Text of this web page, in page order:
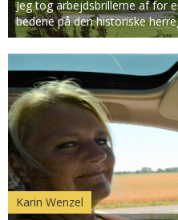
Jeg tog arbejdsbrillerne af for
bedene på den historiske
Karin Wenzel